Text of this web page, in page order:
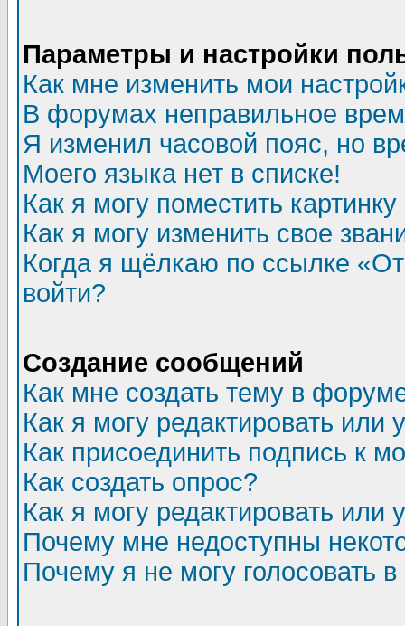
Параметры и настройки
Как мне изменить мои
В форумах неправильное
Я изменил часовой пояс, но
Моего языка нет в списке!
Как я могу поместить
Как я могу изменить свое
Когда я щёлкаю по ссылке
войти?
Создание сообщений
Как мне создать тему в
Как я могу редактировать или
Как присоединить подпись к
Как создать опрос?
Как я могу редактировать или
Почему мне недоступны
Почему я не могу голосовать